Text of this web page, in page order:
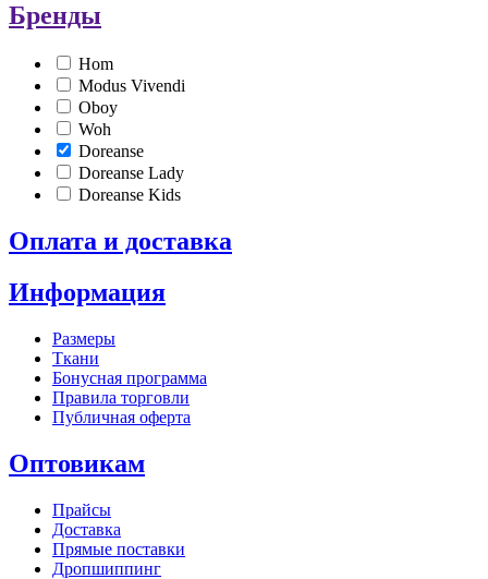
Бренды
Hom
Modus Vivendi
Oboy
Woh
Doreanse
Doreanse Lady
Doreanse Kids
Оплата и доставка
Информация
Размеры
Ткани
Бонусная программа
Правила торговли
Публичная оферта
Оптовикам
Прайсы
Доставка
Прямые поставки
Дропшиппинг